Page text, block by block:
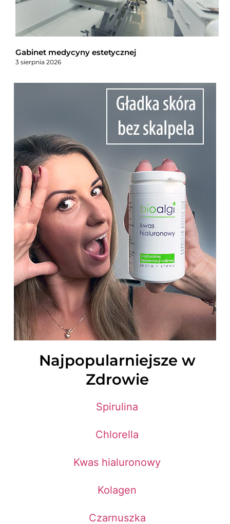
Gabinet medycyny estetycznej
3 sierpnia 2026
Najpopularniejsze w
Zdrowie
Spirulina
Chlorella
Kwas hialuronowy
Kolagen
Czarnuszka